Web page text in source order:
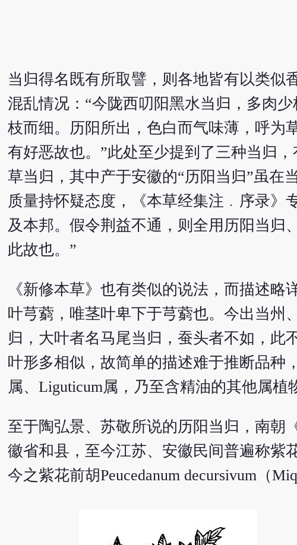
当归得名既有所取譬，则各地皆有以类似
混乱情况：“今陇西叨阳黑水当归，多肉
枝而细。历阳所出，色白而气味薄，呼为
有好恶故也。”此处至少提到了三种当归
草当归，其中产于安徽的“历阳当归”虽在
质量持怀疑态度，《本草经集注﹒序录》
及本邦。假令荆益不通，则全用历阳当归
此故也。”
《新修本草》也有类似的说法，而描述
叶芎藭，唯茎叶卑下于芎藭也。今出当州
归，大叶者名马尾当归，蚕头者不如，此
叶形多相似，故简单的描述难于推断品种
属、Liguticum属，乃至含精油的其他属植
至于陶弘景、苏敬所说的历阳当归，南朝
徽省和县，至今江苏、安徽民间普遍称紫
今之紫花前胡Peucedanum decursivum（